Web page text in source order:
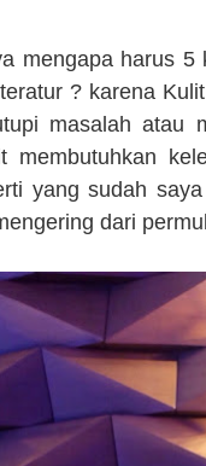
mengapa harus
? karena
masalah atau
yang sudah
dari